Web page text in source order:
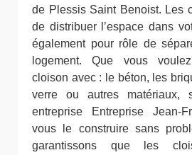
de Plessis Saint Benoist. Les
de distribuer l’espace dans
également pour rôle de
logement. Que vous
cloison avec : le béton, les
verre ou autres matériaux,
entreprise Entreprise Jean-
vous le construire sans
garantissons que les